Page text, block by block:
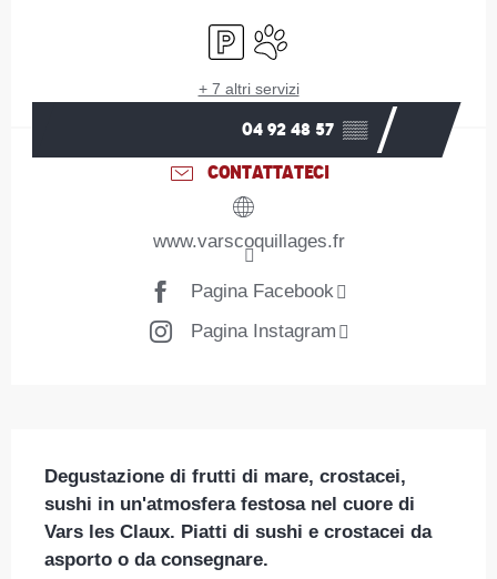
ParcheggioAnimali ammessi
+ 7 altri servizi
04 92 48 57 ▒▒
CONTATTATECI
www.varscoquillages.fr
Pagina Facebook
Pagina Instagram
Degustazione di frutti di mare, crostacei,
sushi in un'atmosfera festosa nel cuore di
Vars les Claux. Piatti di sushi e crostacei da
asporto o da consegnare.